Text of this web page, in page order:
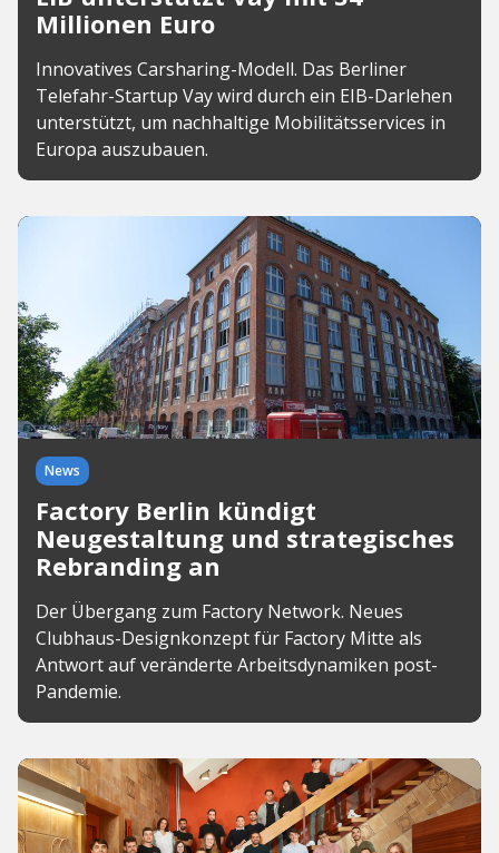
Millionen Euro
Innovatives Carsharing-Modell. Das Berliner
Telefahr-Startup Vay wird durch ein EIB-Darlehen
unterstützt, um nachhaltige Mobilitätsservices in
Europa auszubauen.
News
Factory Berlin kündigt
Neugestaltung und strategisches
Rebranding an
Der Übergang zum Factory Network. Neues
Clubhaus-Designkonzept für Factory Mitte als
Antwort auf veränderte Arbeitsdynamiken post-
Pandemie.